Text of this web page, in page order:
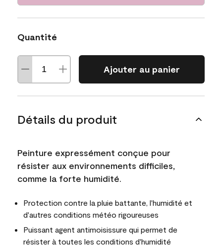
Quantité
Ajouter au panier
Détails du produit
Peinture expressément conçue pour
résister aux environnements difficiles,
comme la forte humidité.
Protection contre la pluie battante, l'humidité et
d'autres conditions météo rigoureuses
Puissant agent antimoisissure qui permet de
résister à toutes les conditions d'humidité